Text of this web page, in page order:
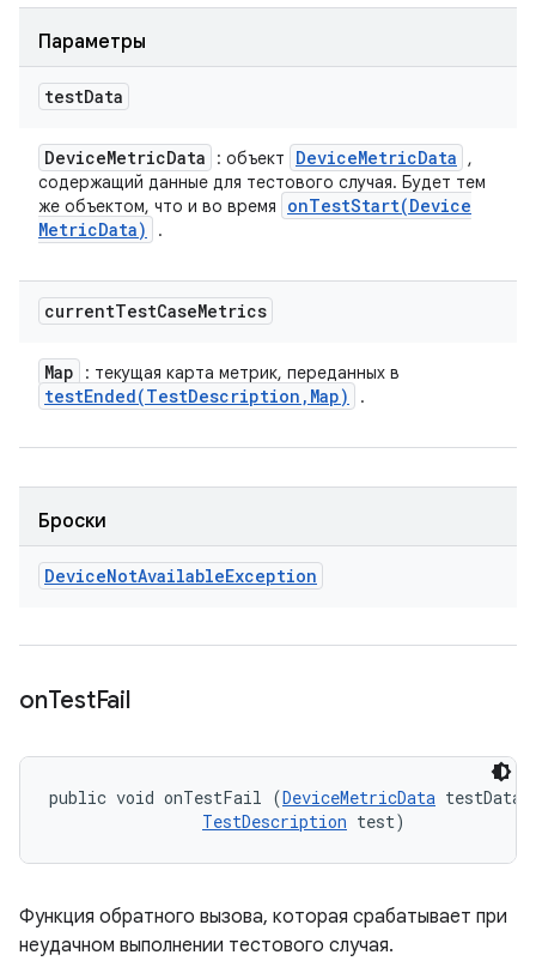
Параметры
testData
DeviceMetricData : объект DeviceMetricData
,
содержащий данные для тестового случая. Будет тем
же объектом, что и во время
onTestStart(Device
MetricData) .
currentTestCaseMetrics
Map : текущая карта метрик, переданных в
testEnded(TestDescription , Map) .
Броски
DeviceNotAvailableException
onTestFail
public void onTestFail (DeviceMetricData
TestDescription test)
Функция обратного вызова, которая срабатывает при
неудачном выполнении тестового случая.